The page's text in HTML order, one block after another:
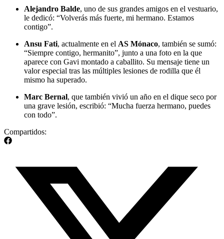
Alejandro Balde, uno de sus grandes amigos en el vestuario,
le dedicó: “Volverás más fuerte, mi hermano. Estamos
contigo”.
Ansu Fati, actualmente en el AS Mónaco, también se sumó:
“Siempre contigo, hermanito”, junto a una foto en la que
aparece con Gavi montado a caballito. Su mensaje tiene un
valor especial tras las múltiples lesiones de rodilla que él
mismo ha superado.
Marc Bernal, que también vivió un año en el dique seco por
una grave lesión, escribió: “Mucha fuerza hermano, puedes
con todo”.
Compartidos: